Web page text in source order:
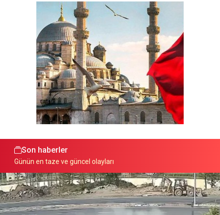
Son haberler
Günün en taze ve güncel olayları